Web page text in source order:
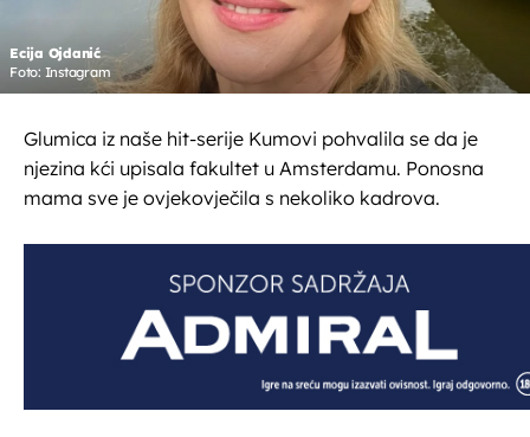
Ecija Ojdanić
Foto: Instagram
Glumica iz naše hit-serije Kumovi pohvalila se da je
njezina kći upisala fakultet u Amsterdamu. Ponosna
mama sve je ovjekovječila s nekoliko kadrova.